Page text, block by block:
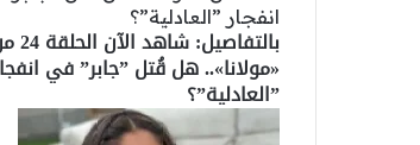
«مولانا».. هل قُتل ”جابر” في
”العادلية”؟